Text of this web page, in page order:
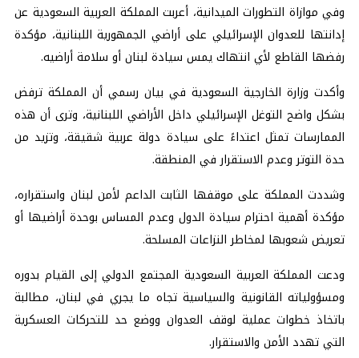
وفي موازاة التطورات الميدانية، أعربت المملكة العربية السعودية عن
إدانتها للعدوان الإسرائيلي على أراضي الجمهورية اللبنانية، مؤكدة
رفضها القاطع لأي انتهاك يمس سيادة لبنان أو سلامة أراضيه.
وأكدت وزارة الخارجية السعودية في بيان رسمي أن المملكة ترفض
بشكل واضح التوغل الإسرائيلي داخل الأراضي اللبنانية، وترى أن هذه
الممارسات تمثل اعتداءً على سيادة دولة عربية شقيقة، وتزيد من
حدة التوتر وعدم الاستقرار في المنطقة.
وشددت المملكة على موقفها الثابت الداعم لأمن لبنان واستقراره،
مؤكدة أهمية احترام سيادة الدول وعدم المساس بوحدة أراضيها أو
تعريض شعوبها لمخاطر النزاعات المسلحة.
ودعت المملكة العربية السعودية المجتمع الدولي إلى القيام بدوره
ومسؤولياته القانونية والسياسية تجاه ما يجري في لبنان، مطالبة
باتخاذ خطوات عملية لوقف العدوان ووضع حد للتحركات العسكرية
التي تهدد الأمن والاستقرار.